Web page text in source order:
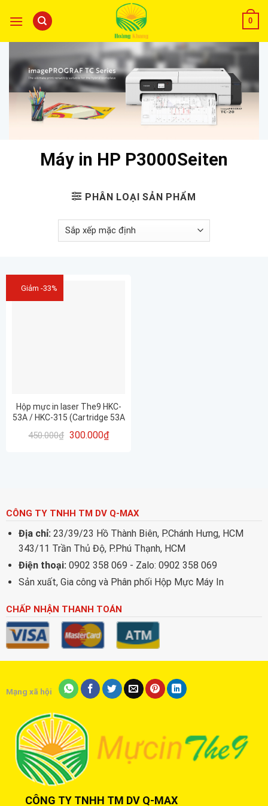
0
Máy in HP P3000Seiten
PHÂN LOẠI SẢN PHẨM
Giảm -33%
Hộp mực in laser The9 HKC-
53A / HKC-315 (Cartridge 53A
450.000₫ 300.000₫
CÔNG TY TNHH TM DV Q-MAX
Địa chỉ: 23/39/23 Hồ Thành Biên, P.Chánh Hưng, HCM
343/11 Trần Thủ Độ, P.Phú Thạnh, HCM
Điện thoại: 0902 358 069 - Zalo: 0902 358 069
Sản xuất, Gia công và Phân phối Hộp Mực Máy In
CHẤP NHẬN THANH TOÁN
Mạng xã hội
CÔNG TY TNHH TM DV Q-MAX